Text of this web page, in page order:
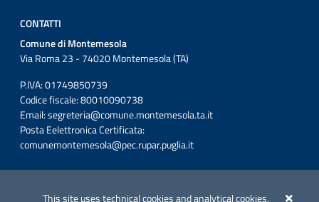
This site uses technical cookies and analytical cookies.
CONTATTI
Comune di Montemesola
Via Roma 23 - 74020 Montemesola (TA)
P.IVA: 01749850739
Codice fiscale: 80010090738
Email:segreteria@comune.montemesola.ta.it
Posta Eelettronica Certificata:
comunemontemesola@pec.rupar.puglia.it
Azione 2.3.